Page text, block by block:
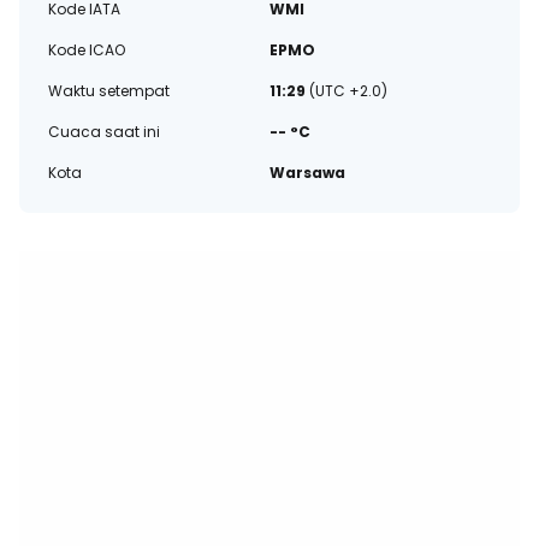
Kode IATA
WMI
Kode ICAO
EPMO
Waktu setempat
11:29 (UTC +2.0)
Cuaca saat ini
-- °C
Kota
Warsawa